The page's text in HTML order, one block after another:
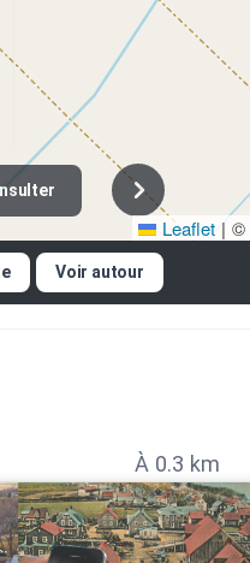
Leaflet | ©
Voir autour
À 0.3 km